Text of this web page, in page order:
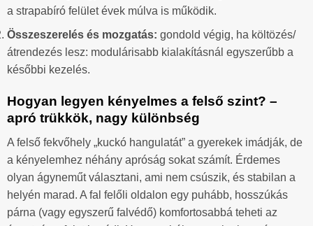
a strapabíró felület évek múlva is működik.
Összeszerelés és mozgatás: gondold végig, ha költözés/
átrendezés lesz: modulárisabb kialakításnál egyszerűbb a
későbbi kezelés.
Hogyan legyen kényelmes a felső szint? –
apró trükkök, nagy különbség
A felső fekvőhely „kuckó hangulatát” a gyerekek imádják, de
a kényelemhez néhány apróság sokat számít. Érdemes
olyan ágyneműt választani, ami nem csúszik, és stabilan a
helyén marad. A fal felőli oldalon egy puhább, hosszúkás
párna (vagy egyszerű falvédő) komfortosabbá teheti az